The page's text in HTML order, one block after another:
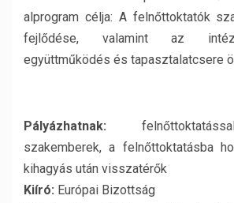
alprogram célja: A felnőttoktatók
fejlődése, valamint az
együttműködés és tapasztalatcsere
Pályázhatnak:
szakemberek, a felnőttoktatásba
kihagyás után visszatérők
Kiíró: Európai Bizottság